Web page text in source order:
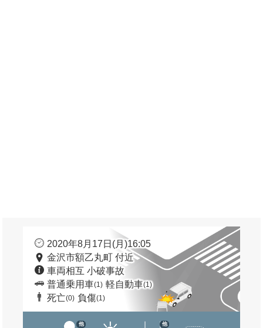
2020年8月17日(月)16:05
金沢市額乙丸町 付近
車両相互 小破事故
普通乗用車(1) 軽自動車(1)
死亡(0) 負傷(1)
他 他